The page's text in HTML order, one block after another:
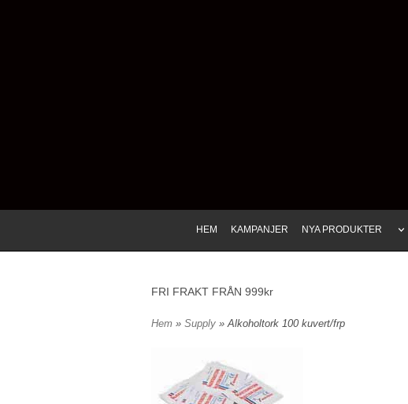
HEM KAMPANJER NYA PRODUKTER
FRI FRAKT FRÅN 999kr
Hem » Supply » Alkoholtork 100 kuvert/frp